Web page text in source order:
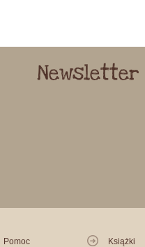
Newsletter
Pomoc Książki